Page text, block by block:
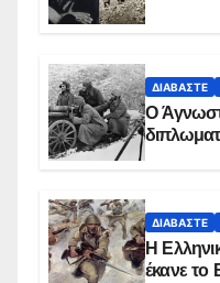
ΔΙΑΒΆΣΤΕ
Ο
ΔΙΑΒΆΣΤΕ
Η
έκανε το